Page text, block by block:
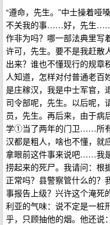
“遵命，先生。”中士操着哑
不关我的事……好，先生……
作非为吗？哪一部法典里写
许可，先生。要不是我赶散
出来？谁也不懂现行的规章
人知道，怎样对付普通老百
是庄稼汉，我是中士军官，
司令部呢，先生。以后呢，
员，先生。再后来，由于病
学①当了两年的门卫……所
汉都是粗人，啥也不懂，就
拿眼前这件事来说吧……我
捞起来的死尸。我请问：根
正常吗？县警察管什么的？
事报告上级？兴许这个淹死
利亚的气味：说不定是一
乎，只顾抽他的烟。他还说